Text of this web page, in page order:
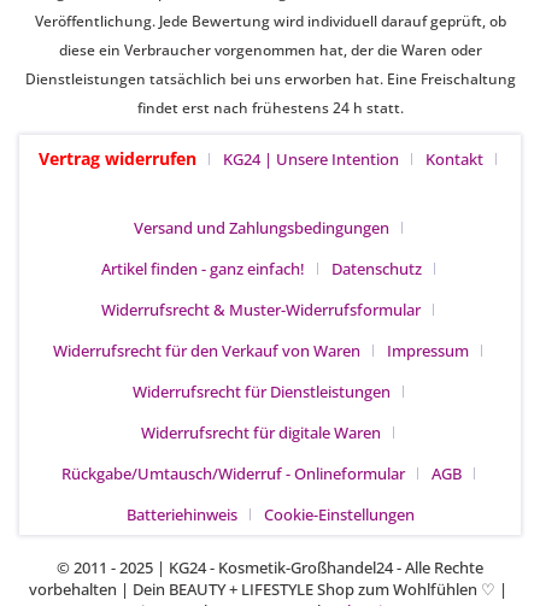
Veröffentlichung. Jede Bewertung wird individuell darauf geprüft, ob
diese ein Verbraucher vorgenommen hat, der die Waren oder
Dienstleistungen tatsächlich bei uns erworben hat. Eine Freischaltung
findet erst nach frühestens 24 h statt.
Vertrag widerrufen KG24 | Unsere Intention Kontakt
Versand und Zahlungsbedingungen
Artikel finden - ganz einfach!
Datenschutz
Widerrufsrecht & Muster-Widerrufsformular
Widerrufsrecht für den Verkauf von Waren
Impressum
Widerrufsrecht für Dienstleistungen
Widerrufsrecht für digitale Waren
Rückgabe/Umtausch/Widerruf - Onlineformular
AGB
Batteriehinweis
Cookie-Einstellungen
© 2011 - 2025 | KG24 - Kosmetik-Großhandel24 - Alle Rechte
vorbehalten | Dein BEAUTY + LIFESTYLE Shop zum Wohlfühlen ♡ |